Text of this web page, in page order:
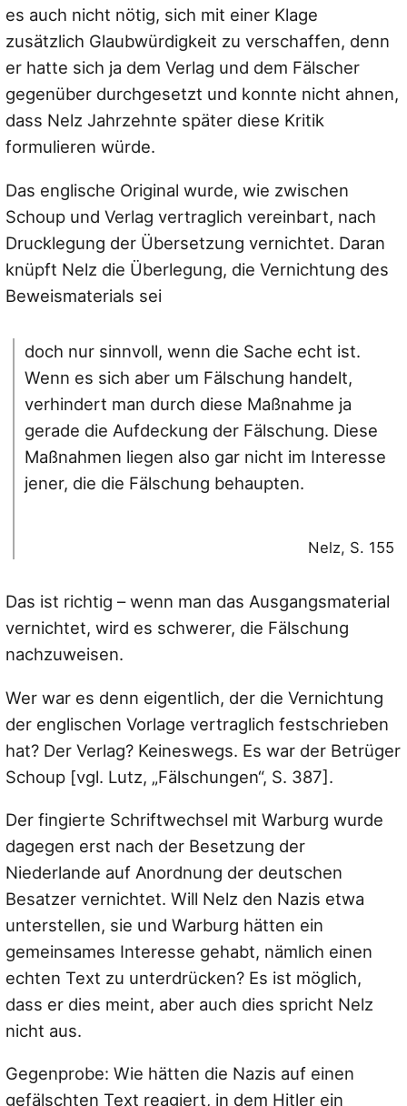
es auch nicht nötig, sich mit einer Klage
zusätzlich Glaubwürdigkeit zu verschaffen, denn
er hatte sich ja dem Verlag und dem Fälscher
gegenüber durchgesetzt und konnte nicht ahnen,
dass Nelz Jahrzehnte später diese Kritik
formulieren würde.
Das englische Original wurde, wie zwischen
Schoup und Verlag vertraglich vereinbart, nach
Drucklegung der Übersetzung vernichtet. Daran
knüpft Nelz die Überlegung, die Vernichtung des
Beweismaterials sei
doch nur sinnvoll, wenn die Sache echt ist.
Wenn es sich aber um Fälschung handelt,
verhindert man durch diese Maßnahme ja
gerade die Aufdeckung der Fälschung. Diese
Maßnahmen liegen also gar nicht im Interesse
jener, die die Fälschung behaupten.
Nelz, S. 155
Das ist richtig – wenn man das Ausgangsmaterial
vernichtet, wird es schwerer, die Fälschung
nachzuweisen.
Wer war es denn eigentlich, der die Vernichtung
der englischen Vorlage vertraglich festschrieben
hat? Der Verlag? Keineswegs. Es war der Betrüger
Schoup [vgl. Lutz, „Fälschungen“, S. 387].
Der fingierte Schriftwechsel mit Warburg wurde
dagegen erst nach der Besetzung der
Niederlande auf Anordnung der deutschen
Besatzer vernichtet. Will Nelz den Nazis etwa
unterstellen, sie und Warburg hätten ein
gemeinsames Interesse gehabt, nämlich einen
echten Text zu unterdrücken? Es ist möglich,
dass er dies meint, aber auch dies spricht Nelz
nicht aus.
Gegenprobe: Wie hätten die Nazis auf einen
gefälschten Text reagiert, in dem Hitler ein